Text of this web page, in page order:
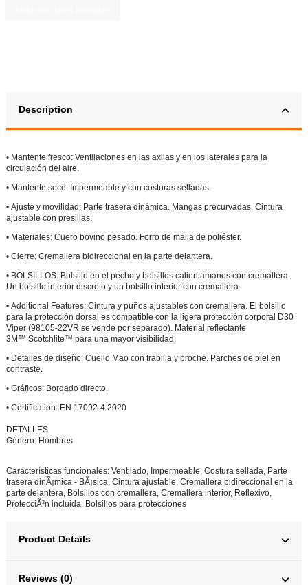
Description
• Mantente fresco: Ventilaciones en las axilas y en los laterales para la
circulación del aire.
• Mantente seco: Impermeable y con costuras selladas.
• Ajuste y movilidad: Parte trasera dinámica. Mangas precurvadas. Cintura
ajustable con presillas.
• Materiales: Cuero bovino pesado. Forro de malla de poliéster.
• Cierre: Cremallera bidireccional en la parte delantera.
• BOLSILLOS: Bolsillo en el pecho y bolsillos calientamanos con cremallera.
Un bolsillo interior discreto y un bolsillo interior con cremallera.
• Additional Features: Cintura y puños ajustables con cremallera. El bolsillo
para la protección dorsal es compatible con la ligera protección corporal D30
Viper (98105-22VR se vende por separado). Material reflectante
3M ™ Scotchlite™ para una mayor visibilidad.
• Detalles de diseño: Cuello Mao con trabilla y broche. Parches de piel en
contraste.
• Gráficos: Bordado directo.
• Certification: EN 17092-4:2020
DETALLES
Género: Hombres
Características funcionales: Ventilado, Impermeable, Costura sellada, Parte
trasera dinÃ¡mica - BÃ¡sica, Cintura ajustable, Cremallera bidireccional en la
parte delantera, Bolsillos con cremallera, Cremallera interior, Reflexivo,
ProtecciÃ³n incluida, Bolsillos para protecciones
Product Details
Reviews (0)